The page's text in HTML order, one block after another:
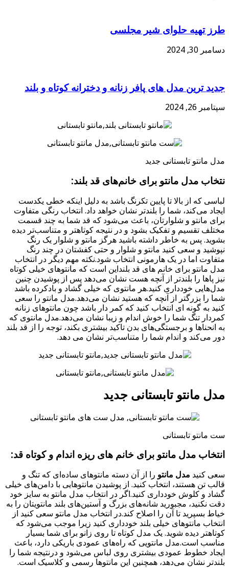
طرز تهیه حلوای شیر مجلسی
دسامبر 30, 2024
جدید ترین مدل های پافر زنانه و دخترانه کوتاه و بلند
سپتامبر 26, 2024
مدل مانتو تابستانی جدید
نتخاب مدل مانتو برای خانم‌های قد بلند:
لباسی که از بالا تا پایین تکرنگ باشد به دلیل اینکه خطی یکدست
ایجاد می‌کند، شما را بلندتر نشان خواهد داد. انتخاب رنگی متفاوت
برای مانتو و شلوارتان، باعث می‌شود که قد شما به چند قسمت
مختلف تقسیم و تفکیک بشود و در نتیجه کوتاهتر و متناسب‌تر دیده
بشوید. پس به خاطر داشته باشید هرگز مانتو و شلوار یک رنگ
نپوشید و سعی کنید مانتو و شلوار و حتی کفشتان در چند رنگ
متفاوت اما در یک هارمونی انتخاب شود.نکته مهم دیگر در انتخاب
مدل مانتو برای خانم های قد بلنداین است که مانتوهای خیلی کوتاه
نیز پاها را بلندتر از آنچه هست نشان می‌دهد پس از پوشیدن چنین
مدل‌هایی خودداری کنید.هر مانتوی که خیلی گشاد و بادکرده باشد
شما را بزرگتر از آنچه که هستید نشان می‌دهد.مدل مانتو را سعی
کنید به گونه ای انتخاب کنید که کمر دار باشد چون مانتوهای زنانه
کمردار تنگ شما را خوش اندام و زیبا نشان می‌دهد.مدل مانتوی که
به انحناها و برجستگی‌های بدن تاکید بیشتری بکند، توجه را از قد بلند
دور می‌کند و اندام شما را متناسب‌تر نشان می دهد.
مدل مانتو تابستانی جدید
ست مانتو تابستانی
انتخاب مدل مانتو برای خانم های ریزه اندام و کوتاه قد:
سعی کنید مدل مانتو را از آن دسته مانتوهای ساده‌ای که تنگ و
قالب تن هستند، انتخاب کنید. از پوشیدن مانتوهایی با دامن‌های خیلی
گشاد و کلوش خودداری کنید.اگر در انتخاب مدل مانتو به سایز خود
دقت نکنید، مجبورید شانه‌های بزرگ و آستین‌های بلند مانتویتان را به
خیاط بسپرید تا آن را اصلاح کند.در انتخاب مدل مانتو سعی کنید از
انتخاب مانتوهای خیلی بلند خودداری کنید زیرا موجب می‌شود که
کوتاهتر دیده شوید. یک مدل کوتاه تا روی زانو برای شما بسیار
مناسب است.مدل مانتویی که راه‌های عمودی باریکی دارد، باعث
ایجاد خطوط عمودی بیشتری روی لباس می‌شود و درنتیجه شما را
بلندتر نشان می‌دهد، همچنین این مانتوها رسمی و کلاسیک است.